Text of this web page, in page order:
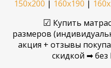
150х200 | 160х190 |
☑ Купить
размеров(
акция + отзывы
скидкой ➡